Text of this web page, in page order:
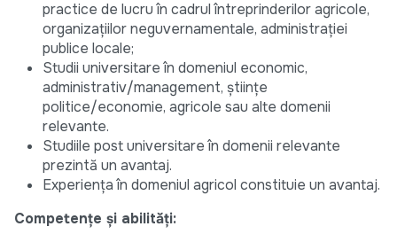
practice de lucru în cadrul întreprinderilor agricole,
organizațiilor neguvernamentale, administrației
publice locale;
Studii universitare în domeniul economic,
administrativ/management, științe
politice/economie, agricole sau alte domenii
relevante.
Studiile post universitare în domenii relevante
prezintă un avantaj.
Experiența în domeniul agricol constituie un avantaj.
Competențe și abilități: